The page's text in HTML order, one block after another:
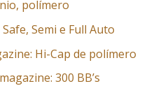
polímero
Semi e Full Auto
Hi-Cap de polímero
300 BB’s